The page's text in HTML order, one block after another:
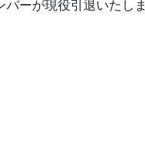
ーが現役引退いたしま